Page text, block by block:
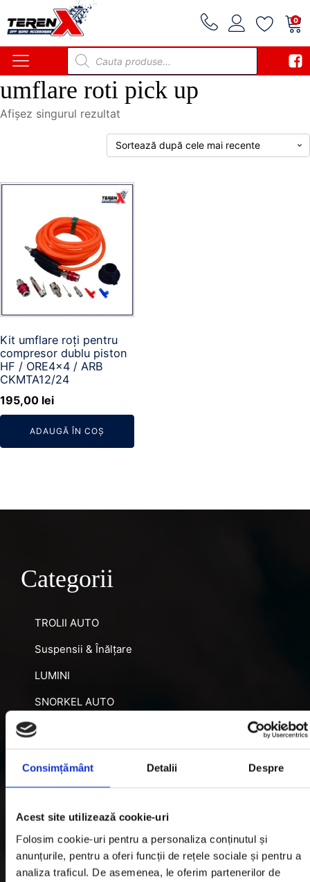
Consimțământ Detalii Despre
Acest site utilizează cookie-uri
Folosim cookie-uri pentru a personaliza conținutul și
anunțurile, pentru a oferi funcții de rețele sociale și pentru a
analiza traficul. De asemenea, le oferim partenerilor de
0
Products
search
umflare roti pick up
Afișez singurul rezultat
Kit umflare roți pentru
compresor dublu piston
HF / ORE4x4 / ARB
CKMTA12/24
195,00 lei
ADAUGĂ ÎN COȘ
Categorii
TROLII AUTO
Suspensii & Înălțare
LUMINI
SNORKEL AUTO
ACCESORII RECUPERARE
Informatii utile